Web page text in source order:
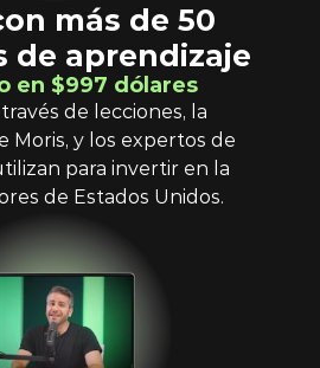
más de 50
de aprendizaje
en $997 dólares
de lecciones, la
Moris, y los expertos de
para invertir en la
de Estados Unidos.